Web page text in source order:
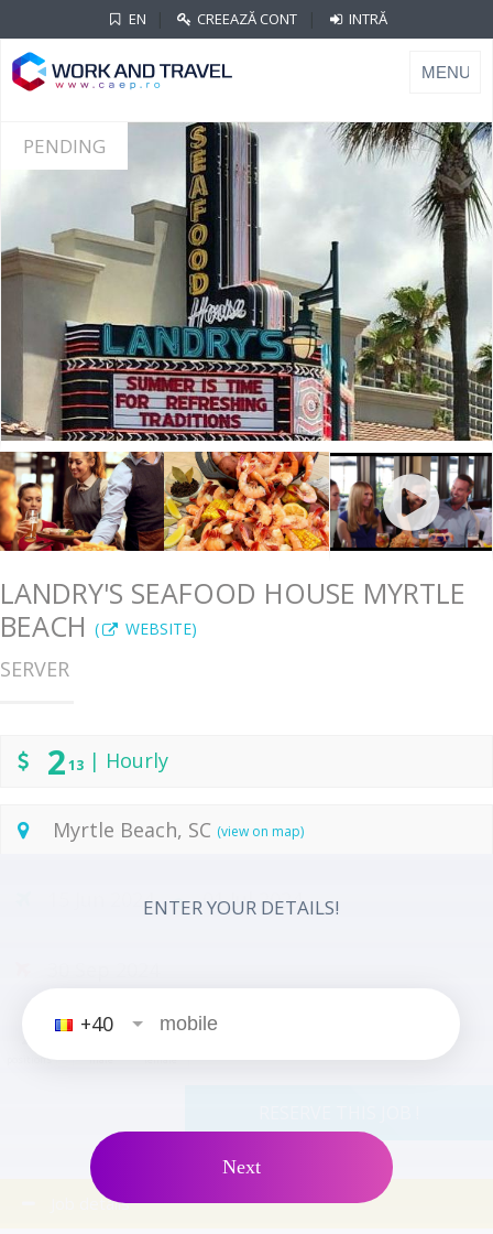
EN CREEAZĂ CONT INTRĂ
PENDING
LANDRY'S SEAFOOD HOUSE MYRTLE
BEACH ( WEBSITE)
SERVER
213 | Hourly
Myrtle Beach, SC (view on map)
15 Jun 2024 01 Jul 2024
2
positions male female
Job details
ENTER YOUR DETAILS!
+40
Next